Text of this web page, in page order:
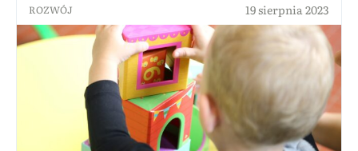
ROZWÓJ 19 sierpnia 2023